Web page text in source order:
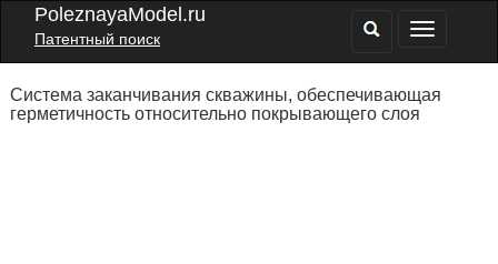
PoleznayaModel.ru
Патентный поиск
Система заканчивания скважины, обеспечивающая
герметичность относительно покрывающего слоя